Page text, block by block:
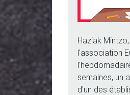
Haziak
l'association
semaines, un
d'un des